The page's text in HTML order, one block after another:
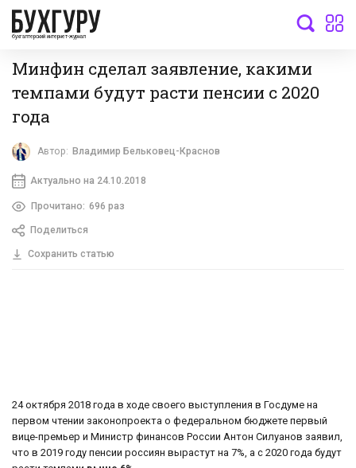
бухгалтерский интернет-журнал
Минфин сделал заявление, какими
темпами будут расти пенсии с 2020
года
Автор: Владимир Бельковец-Краснов
Актуально на 24.10.2018
Прочитано: 696 раз
Поделиться
Сохранить статью
24 октября 2018 года в ходе своего выступления в Госдуме на
первом чтении законопроекта о федеральном бюджете первый
вице-премьер и Министр финансов России Антон Силуанов заявил,
что в 2019 году пенсии россиян вырастут на 7%, а с 2020 года будут